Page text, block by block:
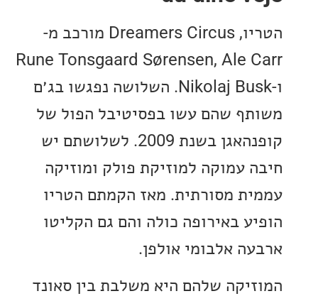
הטריו, Dreamers Circus מורכב מ-
Rune Tonsgaard Sørensen, Ale
ו-Nikolaj Busk. השלושה נפגשו בג׳ם
שהם עשו בפסיטיבל הפול של
קופנהאגן בשנת 2009. לשלושתם יש
עמוקה למוזיקת פולק ומוזיקה
מסורתית. מאז הקמתם הטריו
באירופה כולה והם גם הקליטו
אלבומי אולפן.
שלהם היא משלבת בין סאונד